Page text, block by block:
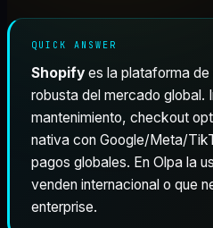
QUICK ANSWER
Shopify es la plataforma
robusta del mercado global.
mantenimiento, checkout
nativa con Google/Meta/
pagos globales. En Olpa la
venden internacional o que
enterprise.